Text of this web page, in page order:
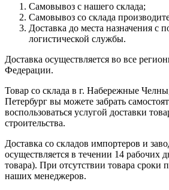
Самовывоз с нашего склада;
Самовывоз со склада
Доставка до места назначения с
логистической службы.
Доставка осуществляется во все
Федерации.
Товар со склада в г. Набережные
Петербург вы можете забрать
воспользоваться услугой доставки
строительства.
Доставка со складов импортеров и
осуществляется в течении 14 рабочих
товара). При отсутствии товара сроки
наших менеджеров.